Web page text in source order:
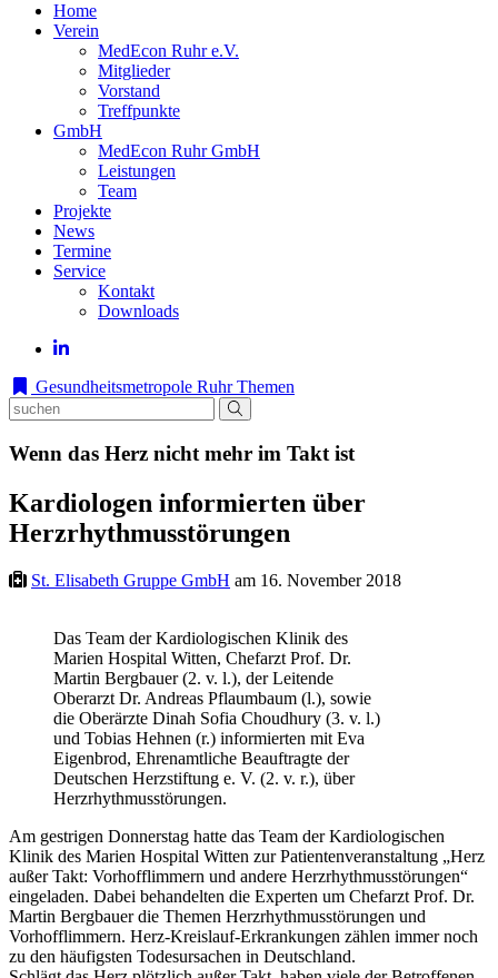
Home
Verein
MedEcon Ruhr e.V.
Mitglieder
Vorstand
Treffpunkte
GmbH
MedEcon Ruhr GmbH
Leistungen
Team
Projekte
News
Termine
Service
Kontakt
Downloads
Gesundheitsmetropole Ruhr Themen
Wenn das Herz nicht mehr im Takt ist
Kardiologen informierten über
Herzrhythmusstörungen
St. Elisabeth Gruppe GmbH am 16. November 2018
Das Team der Kardiologischen Klinik des
Marien Hospital Witten, Chefarzt Prof. Dr.
Martin Bergbauer (2. v. l.), der Leitende
Oberarzt Dr. Andreas Pflaumbaum (l.), sowie
die Oberärzte Dinah Sofia Choudhury (3. v. l.)
und Tobias Hehnen (r.) informierten mit Eva
Eigenbrod, Ehrenamtliche Beauftragte der
Deutschen Herzstiftung e. V. (2. v. r.), über
Herzrhythmusstörungen.
Am gestrigen Donnerstag hatte das Team der Kardiologischen
Klinik des Marien Hospital Witten zur Patientenveranstaltung „Herz
außer Takt: Vorhofflimmern und andere Herzrhythmusstörungen“
eingeladen. Dabei behandelten die Experten um Chefarzt Prof. Dr.
Martin Bergbauer die Themen Herzrhythmusstörungen und
Vorhofflimmern. Herz-Kreislauf-Erkrankungen zählen immer noch
zu den häufigsten Todesursachen in Deutschland.